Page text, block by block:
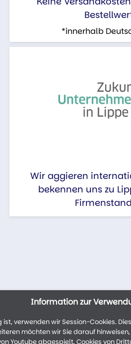
*innerhalb
Wir aggieren
bekennen uns zu
Information zur
verwenden wir Session-Cookies.
möchten wir Sie darauf
Youtube abgespielt, Cookies von